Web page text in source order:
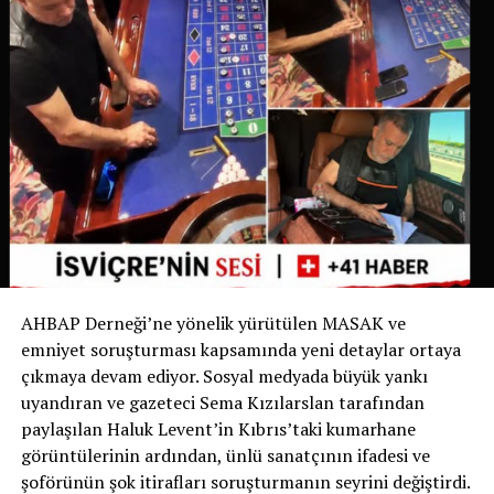
belirgin hale gelmesi üzerine belediye bu uygulamayı
yürürlüğe koyma kararı aldı.
İsviçre’de Bir İlk
İsviçre devlet televizyonu RSI‘nin haberine göre bu
uygulama yalnızca Ticino’da değil, İsviçre genelinde de
bir ilk olma özelliği taşıyor. Bugüne kadar köpek sahipleri
yalnızca dışkıyı temizlemekle yükümlüyken, Chiasso
Belediyesi bu zorunluluğu idrarı da kapsayacak şekilde
genişleten ilk belediye oldu.
Yetkililer, uygulamanın başarılı olması halinde benzer
düzenlemelerin diğer İsviçre belediyelerinde de
gündeme gelebileceğini belirtiyor.
Sizce bu uygulama tüm İsviçre’de uygulanmalı mı?
Görüşlerinizi yorumlarda paylaşabilirsiniz.
AHBAP Derneği’ne yönelik yürütülen MASAK ve
emniyet soruşturması kapsamında yeni detaylar ortaya
çıkmaya devam ediyor. Sosyal medyada büyük yankı
uyandıran ve gazeteci Sema Kızılarslan tarafından
paylaşılan Haluk Levent’in Kıbrıs’taki kumarhane
görüntülerinin ardından, ünlü sanatçının ifadesi ve
şoförünün şok itirafları soruşturmanın seyrini değiştirdi.